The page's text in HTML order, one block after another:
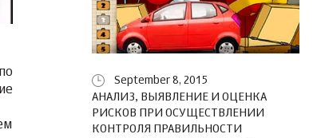
September 8, 2015
АНАЛИЗ, ВЫЯВЛЕНИЕ И ОЦЕНКА
РИСКОВ ПРИ ОСУЩЕСТВЛЕНИИ
КОНТРОЛЯ ПРАВИЛЬНОСТИ